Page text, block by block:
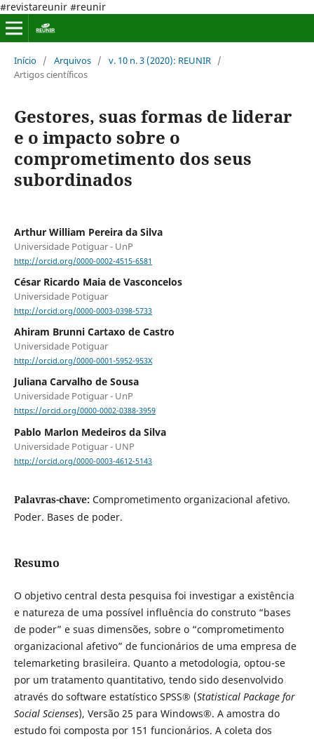
#revistareunir #reunir
Início / Arquivos / v. 10 n. 3 (2020): REUNIR /
Artigos científicos
Gestores, suas formas de liderar
e o impacto sobre o
comprometimento dos seus
subordinados
Arthur William Pereira da Silva
Universidade Potiguar - UnP
http://orcid.org/0000-0002-4515-6581
César Ricardo Maia de Vasconcelos
Universidade Potiguar
http://orcid.org/0000-0003-0398-5733
Ahiram Brunni Cartaxo de Castro
Universidade Potiguar
http://orcid.org/0000-0001-5952-953X
Juliana Carvalho de Sousa
Universidade Potiguar - UnP
https://orcid.org/0000-0002-0388-3959
Pablo Marlon Medeiros da Silva
Universidade Potiguar - UNP
http://orcid.org/0000-0003-4612-5143
Palavras-chave: Comprometimento organizacional afetivo.
Poder. Bases de poder.
Resumo
O objetivo central desta pesquisa foi investigar a existência
e natureza de uma possível influência do construto “bases
de poder” e suas dimensões, sobre o “comprometimento
organizacional afetivo” de funcionários de uma empresa de
telemarketing brasileira. Quanto a metodologia, optou-se
por um tratamento quantitativo, tendo sido desenvolvido
através do software estatístico SPSS® (Statistical Package for
Social Scienses), Versão 25 para Windows®. A amostra do
estudo foi composta por 151 funcionários. A coleta dos